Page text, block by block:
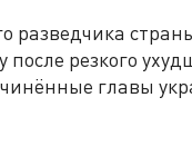
разведчика
резкого
главы